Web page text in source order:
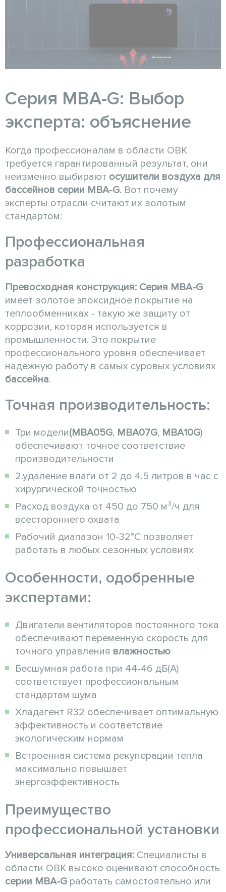
Серия MBA-G: Выбор
эксперта: объяснение
Когда профессионалам в области ОВК
требуется гарантированный результат, они
неизменно выбирают осушители воздуха для
бассейнов серии MBA-G. Вот почему
эксперты отрасли считают их золотым
стандартом:
Профессиональная
разработка
Превосходная конструкция: Серия MBA-G
имеет золотое эпоксидное покрытие на
теплообменниках - такую же защиту от
коррозии, которая используется в
промышленности. Это покрытие
профессионального уровня обеспечивает
надежную работу в самых суровых условиях
бассейна.
Точная производительность:
Три модели(MBA05G, MBA07G, MBA10G)
обеспечивают точное соответствие
производительности
2.удаление влаги от 2 до 4,5 литров в час с
хирургической точностью
Расход воздуха от 450 до 750 м³/ч для
всестороннего охвата
Рабочий диапазон 10-32°C позволяет
работать в любых сезонных условиях
Особенности, одобренные
экспертами:
Двигатели вентиляторов постоянного тока
обеспечивают переменную скорость для
точного управления влажностью
Бесшумная работа при 44-46 дБ(А)
соответствует профессиональным
стандартам шума
Хладагент R32 обеспечивает оптимальную
эффективность и соответствие
экологическим нормам
Встроенная система рекуперации тепла
максимально повышает
энергоэффективность
Преимущество
профессиональной установки
Универсальная интеграция: Специалисты в
области ОВК высоко оценивают способность
серии MBA-G работать самостоятельно или